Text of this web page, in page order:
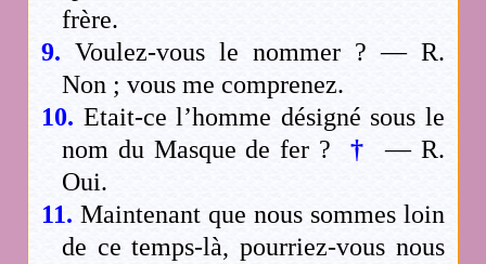
frère.
9. Voulez-vous le nommer ? — R.
Non ; vous me comprenez.
10. Etait-ce l’homme désigné sous le
nom du Masque de fer ?
†
— R.
Oui.
11. Maintenant que nous sommes loin
de ce temps-là, pourriez-vous nous